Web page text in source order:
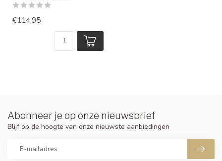
€114,95
Abonneer je op onze nieuwsbrief
Blijf op de hoogte van onze nieuwste aanbiedingen